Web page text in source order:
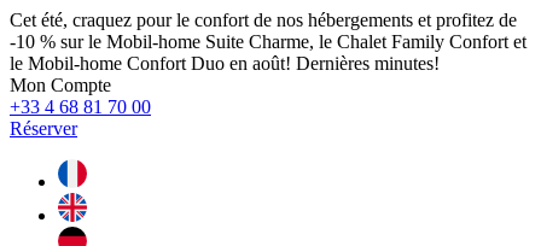
Cet été, craquez pour le confort de nos hébergements et profitez de
-10 % sur le Mobil-home Suite Charme, le Chalet Family Confort et
le Mobil-home Confort Duo en août! Dernières minutes!
Mon Compte
+33 4 68 81 70 00
Réserver